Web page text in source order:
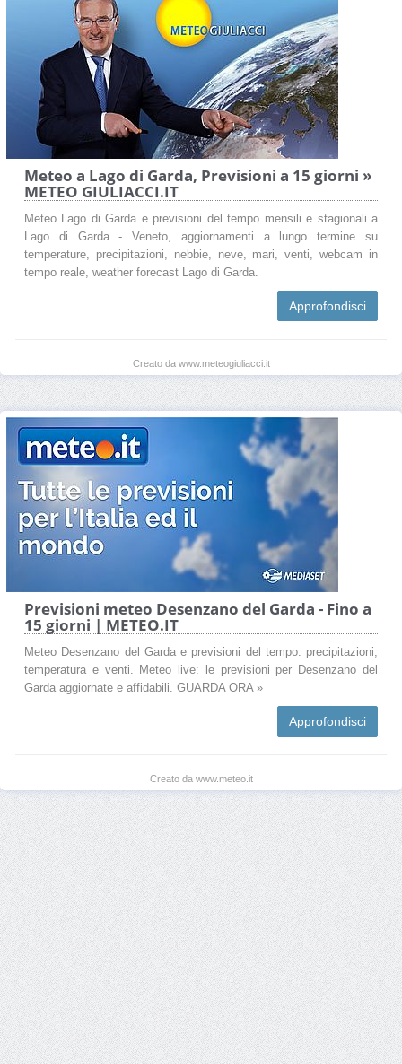
Meteo a Lago di Garda, Previsioni a 15 giorni »
METEO GIULIACCI.IT
Meteo Lago di Garda e previsioni del tempo mensili e stagionali a
Lago di Garda - Veneto, aggiornamenti a lungo termine su
temperature, precipitazioni, nebbie, neve, mari, venti, webcam in
tempo reale, weather forecast Lago di Garda.
Approfondisci
Creato da www.meteogiuliacci.it
Previsioni meteo Desenzano del Garda - Fino a
15 giorni | METEO.IT
Meteo Desenzano del Garda e previsioni del tempo: precipitazioni,
temperatura e venti. Meteo live: le previsioni per Desenzano del
Garda aggiornate e affidabili. GUARDA ORA »
Approfondisci
Creato da www.meteo.it